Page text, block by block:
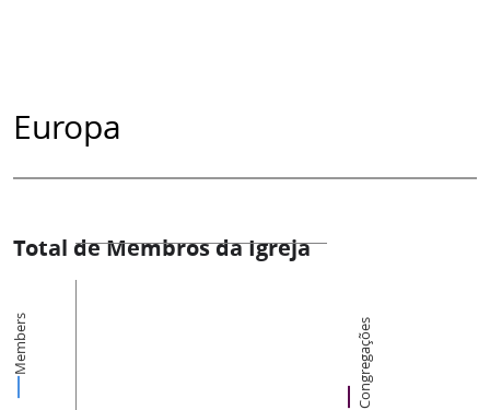
Europa
Total de Membros da Igreja
Members Congregações